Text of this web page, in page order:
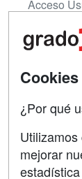
Acceso
Acceso
Contactar
Copyleft
Cookies
¿Por qué
mejorar